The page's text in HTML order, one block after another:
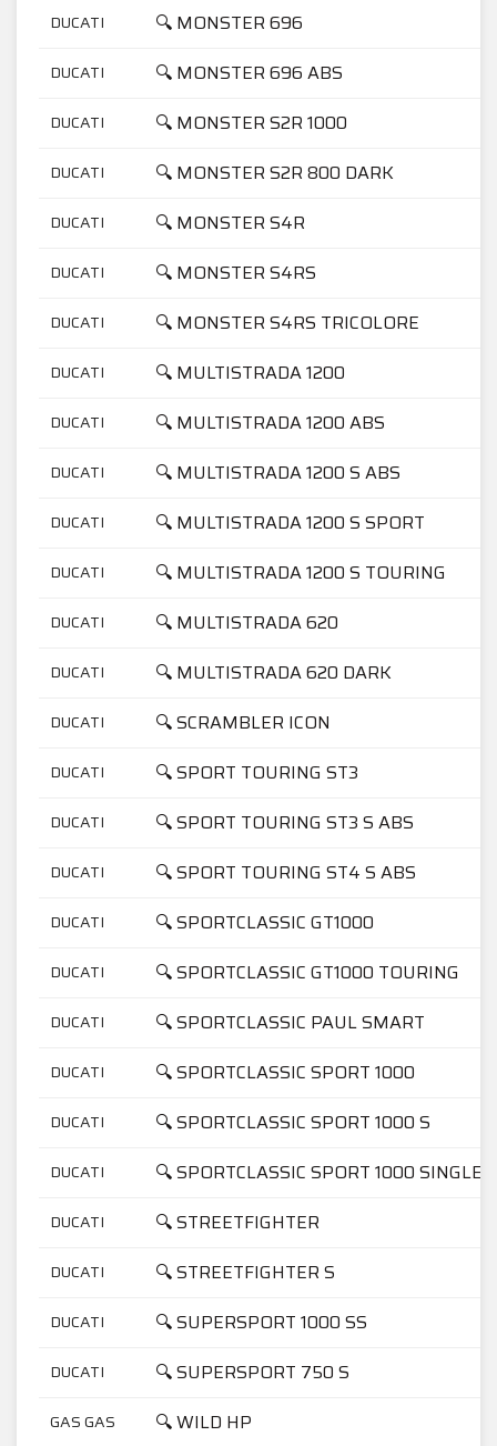
DUCATI 🔍 MONSTER 696
DUCATI 🔍 MONSTER 696 ABS
DUCATI 🔍 MONSTER S2R 1000
DUCATI 🔍 MONSTER S2R 800 DARK
DUCATI 🔍 MONSTER S4R
DUCATI 🔍 MONSTER S4RS
DUCATI 🔍 MONSTER S4RS TRICOLORE
DUCATI 🔍 MULTISTRADA 1200
DUCATI 🔍 MULTISTRADA 1200 ABS
DUCATI 🔍 MULTISTRADA 1200 S ABS
DUCATI 🔍 MULTISTRADA 1200 S SPORT
DUCATI 🔍 MULTISTRADA 1200 S TOURING
DUCATI 🔍 MULTISTRADA 620
DUCATI 🔍 MULTISTRADA 620 DARK
DUCATI 🔍 SCRAMBLER ICON
DUCATI 🔍 SPORT TOURING ST3
DUCATI 🔍 SPORT TOURING ST3 S ABS
DUCATI 🔍 SPORT TOURING ST4 S ABS
DUCATI 🔍 SPORTCLASSIC GT1000
DUCATI 🔍 SPORTCLASSIC GT1000 TOURING
DUCATI 🔍 SPORTCLASSIC PAUL SMART
DUCATI 🔍 SPORTCLASSIC SPORT 1000
DUCATI 🔍 SPORTCLASSIC SPORT 1000 S
DUCATI 🔍 SPORTCLASSIC SPORT 1000 SINGLE-
DUCATI 🔍 STREETFIGHTER
DUCATI 🔍 STREETFIGHTER S
DUCATI 🔍 SUPERSPORT 1000 SS
DUCATI 🔍 SUPERSPORT 750 S
GAS GAS 🔍 WILD HP